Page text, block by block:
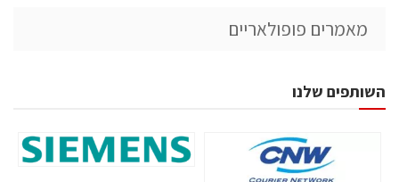
מאמרים פופולאריים
השותפים שלנו